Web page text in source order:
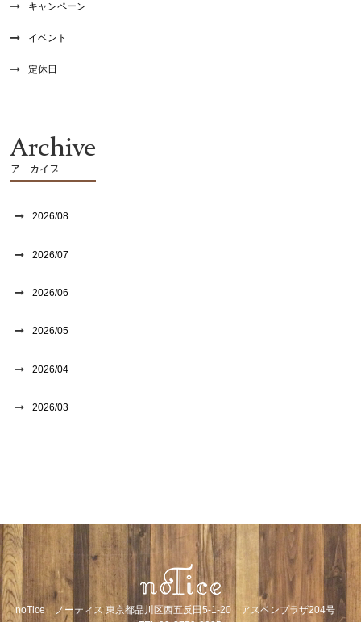
キャンペーン
イベント
定休日
Archive
アーカイブ
2026/08
2026/07
2026/06
2026/05
2026/04
2026/03
noTice ノーティス 東京都品川区西五反田5-1-20 アスペンプラザ204号